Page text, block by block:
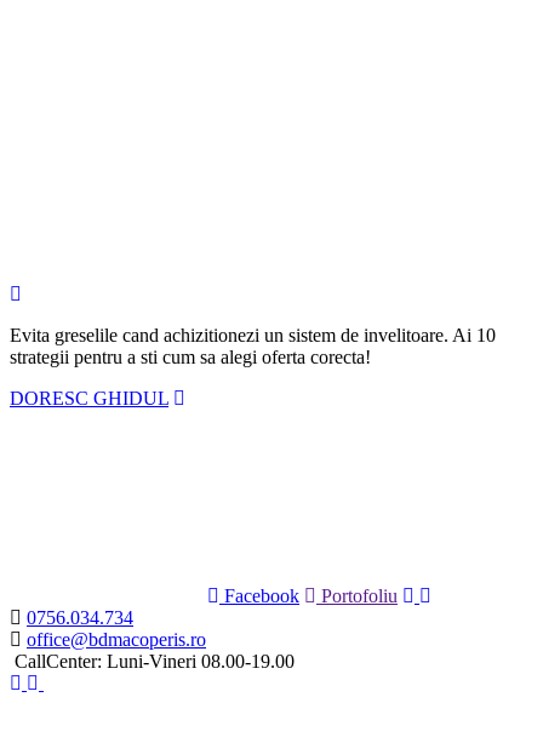
Evita greselile cand achizitionezi un sistem de invelitoare. Ai 10
strategii pentru a sti cum sa alegi oferta corecta!
DORESC GHIDUL
Facebook
Portofoliu
0756.034.734
office@bdmacoperis.ro
CallCenter: Luni-Vineri 08.00-19.00